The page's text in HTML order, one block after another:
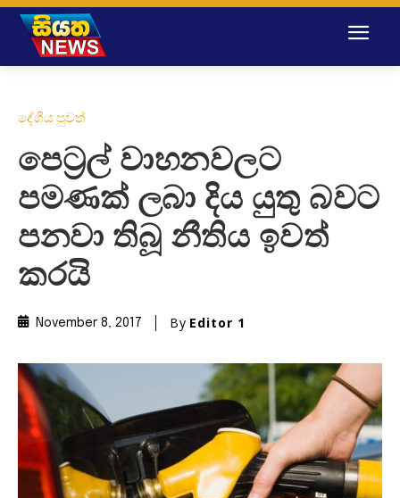
දේශීය පුවත්
පෙට්‍රල් වාහනවලට
පමණක් ලබා දිය යුතු බවට
පනවා තිබූ නීතිය ඉවත්
කරයි
November 8, 2017 By Editor 1